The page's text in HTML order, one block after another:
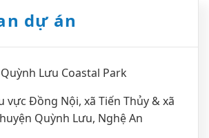
dự án
Quỳnh Lưu Coastal Park
vực Đồng Nội, xã Tiến Thủy & xã
Quỳnh Lưu, Nghệ An